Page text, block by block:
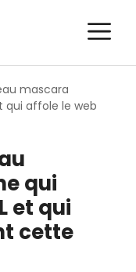
mascara
qui affole le web
qui
et qui
cette